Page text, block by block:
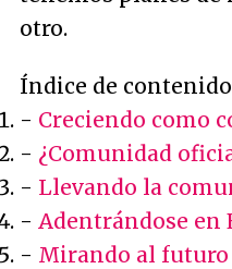
otro.
Índice de
- Creciendo como
- ¿Comunidad
- Llevando la
- Adentrándose en
- Mirando al futuro